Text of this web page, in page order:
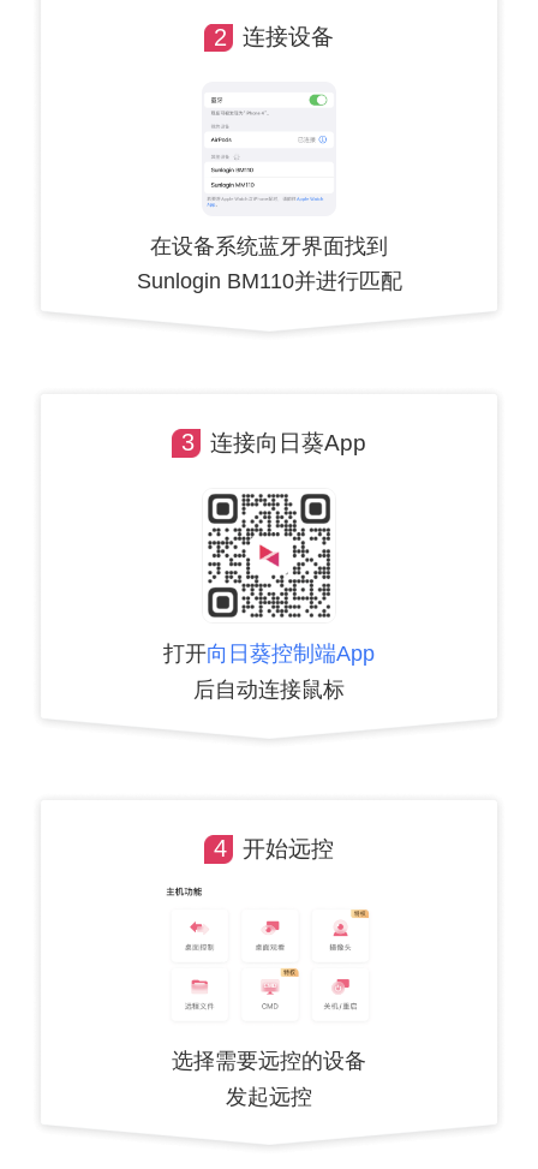
2 连接设备
在设备系统蓝牙界面找到
Sunlogin BM110并进行匹配
3 连接向日葵App
打开向日葵控制端App
后自动连接鼠标
4 开始远控
选择需要远控的设备
发起远控